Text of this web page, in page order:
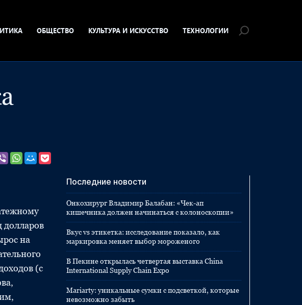
ОБЩЕСТВО КУЛЬТУРА И ИСКУССТВО ТЕХНОЛОГИИ
долларов
на
(с
Последние новости
Онкохирург Владимир Балабан: «Чек-ап
кишечника должен начинаться с колоноскопии»
Вкус vs этикетка: исследование показало, как
маркировка меняет выбор мороженого
В Пекине открылась четвертая выставка China
International Supply Chain Expo
Mariarty: уникальные сумки с подсветкой, которые
невозможно забыть